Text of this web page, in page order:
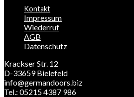
Kontakt
Impressum
Wiederruf
AGB
Datenschutz
Krackser Str. 12
D-33659 Bielefeld
info@germandoors.biz
Tel.: 05215 4387 986